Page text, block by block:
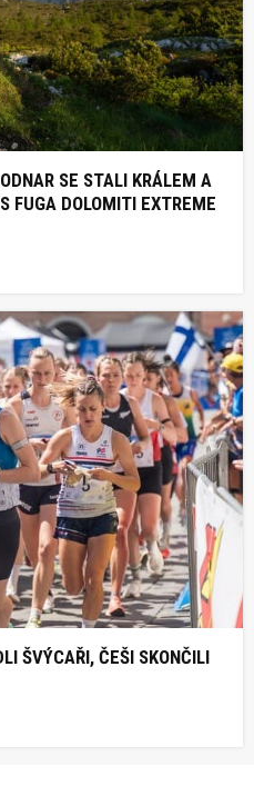
SE STALI KRÁLEM A
FUGA DOLOMITI EXTREME
ŠVÝCAŘI, ČEŠI SKONČILI